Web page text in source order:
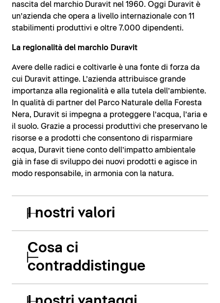
nascita del marchio Duravit nel 1960. Oggi Duravit è
un’azienda che opera a livello internazionale con 11
stabilimenti produttivi e oltre 7.000 dipendenti.
La regionalità del marchio Duravit
Avere delle radici e coltivarle è una fonte di forza da
cui Duravit attinge. L’azienda attribuisce grande
importanza alla regionalità e alla tutela dell’ambiente.
In qualità di partner del Parco Naturale della Foresta
Nera, Duravit si impegna a proteggere l’acqua, l’aria e
il suolo. Grazie a processi produttivi che preservano le
risorse e a prodotti che consentono di risparmiare
acqua, Duravit tiene conto dell’impatto ambientale
già in fase di sviluppo dei nuovi prodotti e agisce in
modo responsabile, in armonia con la natura.
I nostri valori
Cosa ci
contraddistingue